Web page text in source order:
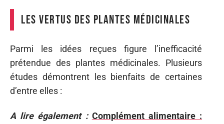
Les vertus des plantes médicinales
Parmi les idées reçues figure l’inefficacité
prétendue des plantes médicinales. Plusieurs
études démontrent les bienfaits de certaines
d’entre elles :
A lire également : Complément alimentaire :